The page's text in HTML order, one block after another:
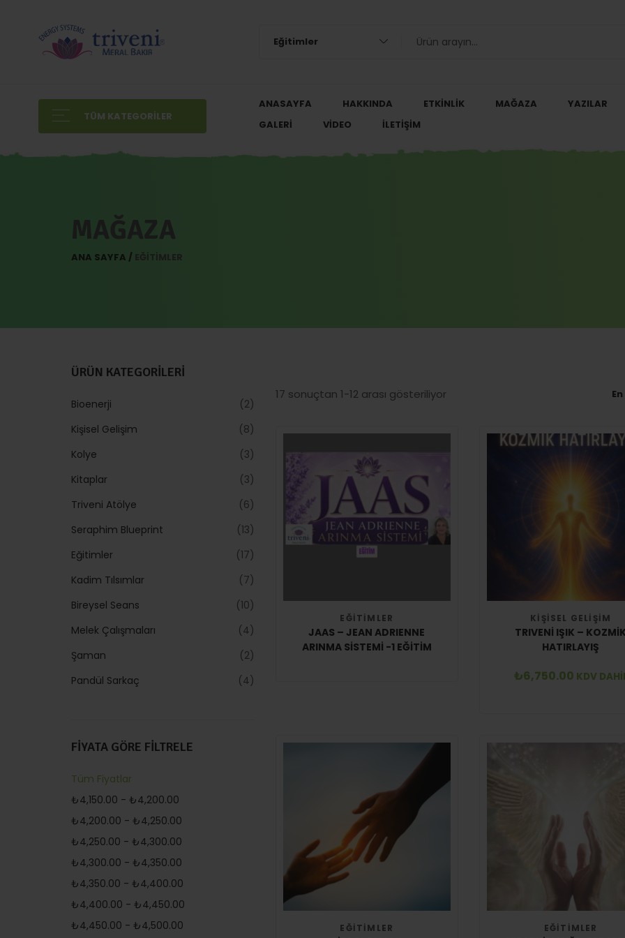
Eğitimler
TÜM KATEGORILER
ANASAYFA HAKKINDA ETKINLIK MAĞAZA
YAZILAR
GALERI
VIDEO İLETIŞIM
MAĞAZA
ANA SAYFA EĞITIMLER
ÜRÜN KATEGORİLERİ
Bioenerji
2
Kişisel Gelişim
8
Kolye
3
Kitaplar
3
Triveni Atölye
6
Seraphim Blueprint
13
Eğitimler
17
Kadim Tılsımlar
7
Bireysel Seans
10
Melek Çalışmaları
4
Şaman
2
Pandül Sarkaç
4
FİYATA GÖRE FİLTRELE
Tüm Fiyatlar
₺4,150.00 - ₺4,200.00
₺4,200.00 - ₺4,250.00
₺4,250.00 - ₺4,300.00
₺4,300.00 - ₺4,350.00
₺4,350.00 - ₺4,400.00
₺4,400.00 - ₺4,450.00
₺4,450.00 - ₺4,500.00
17 sonuçtan 1-12 arası gösteriliyor
EĞITIMLER
JAAS – JEAN ADRIENNE
ARINMA SİSTEMİ -1 EĞITIM
KIŞISEL GELIŞIM
TRIVENİ IŞIK – KOZMİK
HATIRLAYIŞ
₺6,750.00 KDV
EĞITIMLER EĞITIMLER